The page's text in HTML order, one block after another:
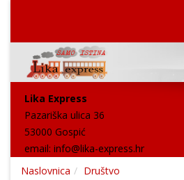
Lika Express
Pazariška ulica 36
53000 Gospić
email: info@lika-express.hr
Naslovnica
Društvo